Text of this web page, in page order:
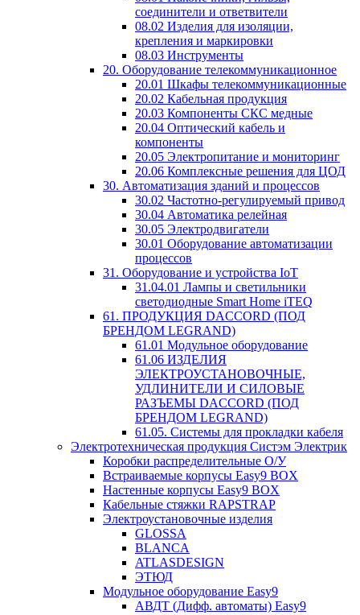
соединители и ответвители
08.02 Изделия для изоляции,
крепления и маркировки
08.03 Инструменты
20. Оборудование телекоммуникационное
20.01 Шкафы телекоммуникационные
20.02 Кабельная продукция
20.03 Компоненты СКС медные
20.04 Оптический кабель и
компоненты
20.05 Электропитание и мониторинг
20.06 Комплексные решения для ЦОД
30. Автоматизация зданий и процессов
30.02 Частотно-регулируемый привод
30.04 Автоматика релейная
30.05 Электродвигатели
30.01 Оборудование автоматизации
процессов
31. Оборудование и устройства IoT
31.04.01 Лампы и светильники
светодиодные Smart Home iTEQ
61. ПРОДУКЦИЯ DACCORD (ПОД
БРЕНДОМ LEGRAND)
61.01 Модульное оборудование
61.06 ИЗДЕЛИЯ
ЭЛЕКТРОУСТАНОВОЧНЫЕ,
УДЛИНИТЕЛИ И СИЛОВЫЕ
РАЗЪЕМЫ DACCORD (ПОД
БРЕНДОМ LEGRAND)
61.05. Системы для прокладки кабеля
Электротехническая продукция Систэм Электрик
Коробки распределительные О/У
Встраиваемые корпусы Easy9 BOX
Настенные корпусы Easy9 BOX
Кабельные стяжки RAPSTRAP
Электроустановочные изделия
GLOSSA
BLANCA
ATLASDESIGN
ЭТЮД
Модульное оборудование Easy9
АВДТ (Дифф. автоматы) Easy9